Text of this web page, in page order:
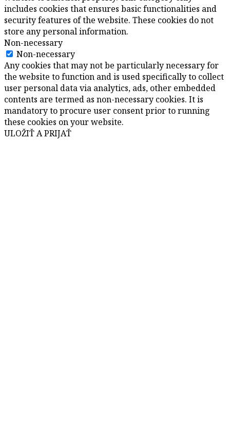
includes cookies that ensures basic functionalities and
security features of the website. These cookies do not
store any personal information.
Non-necessary
Non-necessary
Any cookies that may not be particularly necessary for
the website to function and is used specifically to collect
user personal data via analytics, ads, other embedded
contents are termed as non-necessary cookies. It is
mandatory to procure user consent prior to running
these cookies on your website.
ULOŽIŤ A PRIJAŤ